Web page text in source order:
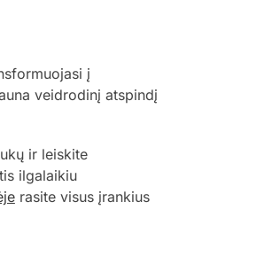
į
veidrodinį atspindį
ir leiskite
ilgalaikiu
rasite visus įrankius